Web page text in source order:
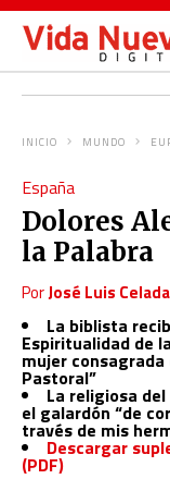
INICIO MUNDO
España
Dolores
la Palabra
PorJosé Luis Celada
La biblista
Espiritualidad de
mujer
Pastoral”
La religiosa
el galardón “de
través de mis
Descargar
(PDF)